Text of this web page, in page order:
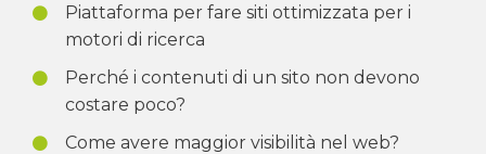
Piattaforma per fare siti ottimizzata per i
motori di ricerca
Perché i contenuti di un sito non devono
costare poco?
Come avere maggior visibilità nel web?